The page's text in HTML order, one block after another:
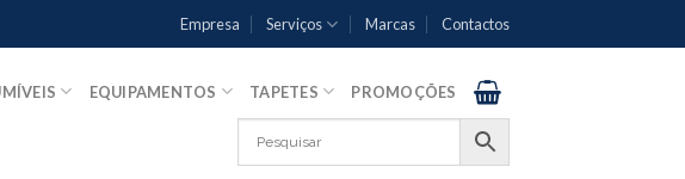
Empresa Serviços Marcas Contactos
EQUIPAMENTOS TAPETES PROMOÇÕES